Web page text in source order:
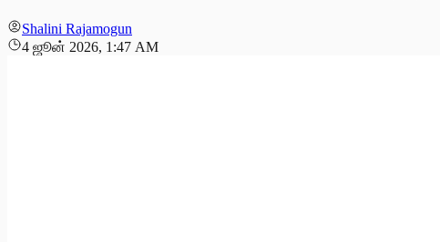
Shalini Rajamogun
4 ஜூன் 2026, 1:47 AM